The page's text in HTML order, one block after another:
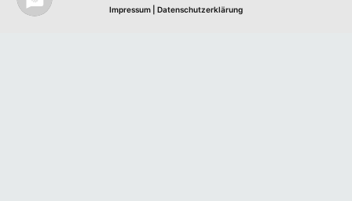
Impressum Datenschutzerklärung